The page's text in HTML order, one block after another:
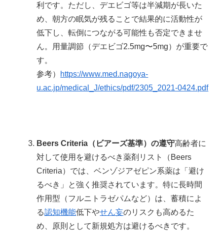
利です。ただし、デエビゴ等は半減期が長いた
め、朝方の眠気が残ることで結果的に活動性が
低下し、転倒につながる可能性も否定できませ
ん。用量調節（デエビゴ2.5mg〜5mg）が重要で
す。
参考） https://www.med.nagoya-
u.ac.jp/medical_J/ethics/pdf/2305_2021-0424.pdf
Beers Criteria（ビアーズ基準）の遵守高齢者に
対して使用を避けるべき薬剤リスト（Beers
Criteria）では、ベンゾジアゼピン系薬は「避け
るべき」と強く推奨されています。特に長時間
作用型（フルニトラゼパムなど）は、蓄積によ
る認知機能低下やせん妄のリスクも高めるた
め、原則として新規処方は避けるべきです。